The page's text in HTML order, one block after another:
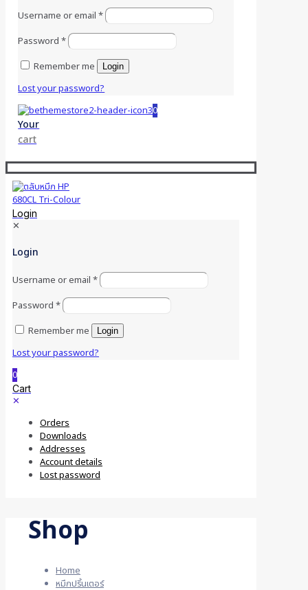
Username or email*
Password*
Remember me
Login
Lost your password?
0
Your
cart
Login
✕
Login
Username or email *
Password *
Remember me
Login
Lost your password?
0
Cart
✕
Orders
Downloads
Addresses
Account details
Lost password
Shop
Home
หมึกปริ้นเตอร์